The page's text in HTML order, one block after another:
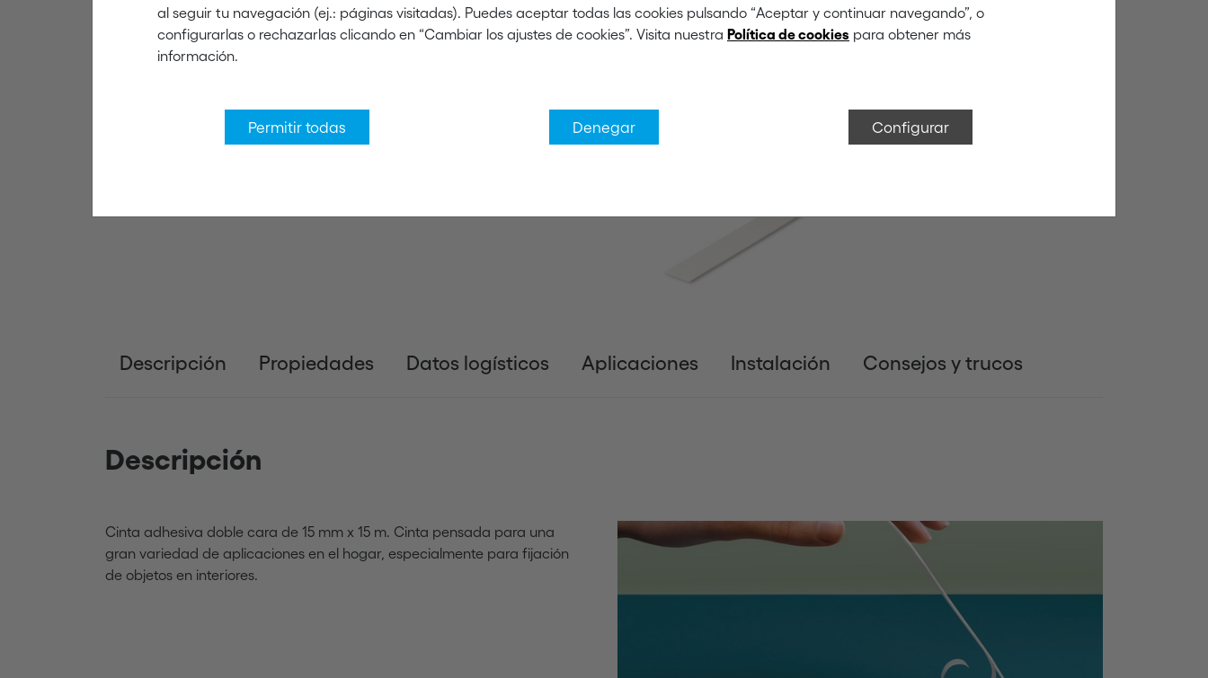
al seguir tu navegación (ej.: páginas visitadas). Puedes aceptar todas las cookies pulsando “Aceptar y continuar navegando”, o
configurarlas o rechazarlas clicando en “Cambiar los ajustes de cookies”. Visita nuestra Política de cookies para obtener más
información.
Permitir todas Denegar Configurar
blanco
Descripción Propiedades Datos logísticos Aplicaciones Instalación Consejos y trucos
Descripción
Cinta adhesiva doble cara de 15 mm x 15 m. Cinta pensada para una
gran variedad de aplicaciones en el hogar, especialmente para fijación
de objetos en interiores.